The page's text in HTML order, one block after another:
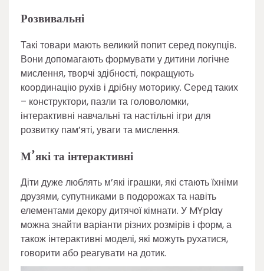
Розвивальні
Такі товари мають великий попит серед покупців.
Вони допомагають формувати у дитини логічне
мислення, творчі здібності, покращують
координацію рухів і дрібну моторику. Серед таких
– конструктори, пазли та головоломки,
інтерактивні навчальні та настільні ігри для
розвитку пам’яті, уваги та мислення.
М’які та інтерактивні
Діти дуже люблять м’які іграшки, які стають їхніми
друзями, супутниками в подорожах та навіть
елементами декору дитячої кімнати. У MYplay
можна знайти варіанти різних розмірів і форм, а
також інтерактивні моделі, які можуть рухатися,
говорити або реагувати на дотик.